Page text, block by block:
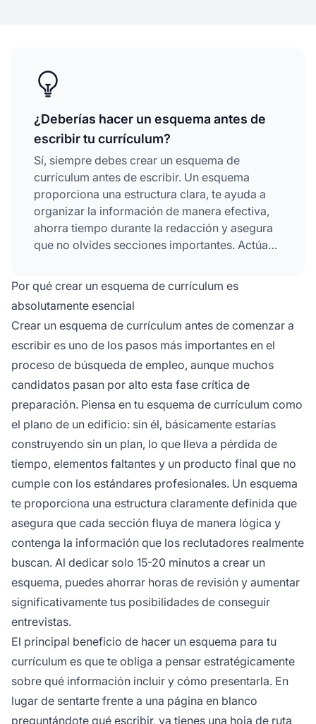
¿Deberías hacer un esquema antes de
escribir tu currículum?
Sí, siempre debes crear un esquema de
currículum antes de escribir. Un esquema
proporciona una estructura clara, te ayuda a
organizar la información de manera efectiva,
ahorra tiempo durante la redacción y asegura
que no olvides secciones importantes. Actúa
sección y te ayuda a adaptar tu currículum
para postulaciones específicas.
Por qué crear un esquema de currículum es
absolutamente esencial
Crear un esquema de currículum antes de comenzar a
escribir es uno de los pasos más importantes en el
proceso de búsqueda de empleo, aunque muchos
candidatos pasan por alto esta fase crítica de
preparación. Piensa en tu esquema de currículum como
el plano de un edificio: sin él, básicamente estarías
construyendo sin un plan, lo que lleva a pérdida de
tiempo, elementos faltantes y un producto final que no
cumple con los estándares profesionales. Un esquema
te proporciona una estructura claramente definida que
asegura que cada sección fluya de manera lógica y
contenga la información que los reclutadores realmente
buscan. Al dedicar solo 15-20 minutos a crear un
esquema, puedes ahorrar horas de revisión y aumentar
significativamente tus posibilidades de conseguir
entrevistas.
El principal beneficio de hacer un esquema para tu
currículum es que te obliga a pensar estratégicamente
sobre qué información incluir y cómo presentarla. En
lugar de sentarte frente a una página en blanco
preguntándote qué escribir, ya tienes una hoja de ruta